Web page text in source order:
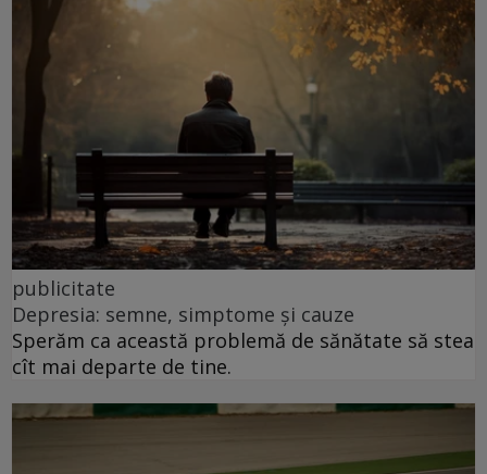
publicitate
Depresia: semne, simptome și cauze
Sperăm ca această problemă de sănătate să stea
cît mai departe de tine.